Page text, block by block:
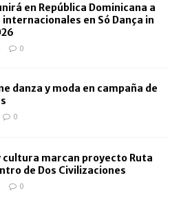
en República Dominicana a
en Só Dança in
0
danza y moda en campaña de
0
cultura marcan proyecto Ruta
de Dos Civilizaciones
0